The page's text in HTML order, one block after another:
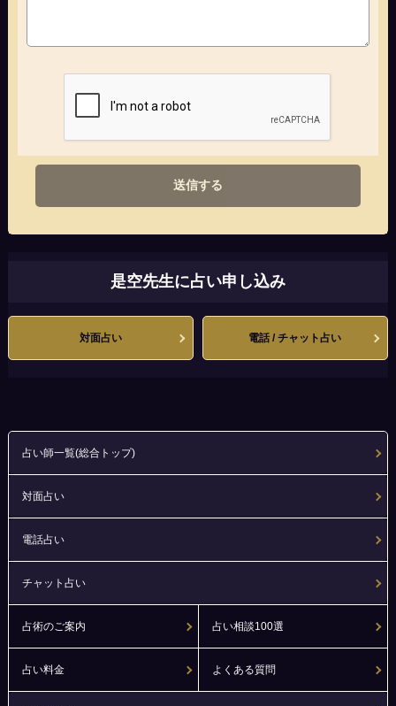
送信する
是空先生に占い申し込み
対面占い 電話 / チャット占い
占い師一覧(総合トップ)
対面占い
電話占い
チャット占い
占術のご案内 占い相談100選
占い料金 よくある質問